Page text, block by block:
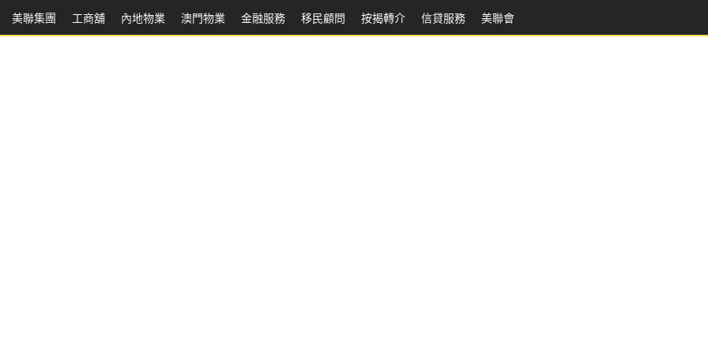
美聯集團 工商舖 內地物業 澳門物業 金融服務 移民顧問 按揭轉介 信貸服務 美聯會